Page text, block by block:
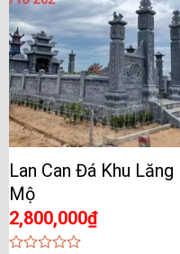
Lan Can Đá Khu Lăng
Mộ
2,800,000₫